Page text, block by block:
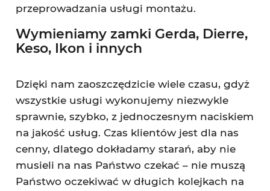
przeprowadzania usługi montażu.
Wymieniamy zamki Gerda, Dierre,
Keso, Ikon i innych
Dzięki nam zaoszczędzicie wiele czasu, gdyż
wszystkie usługi wykonujemy niezwykle
sprawnie, szybko, z jednoczesnym naciskiem
na jakość usług. Czas klientów jest dla nas
cenny, dlatego dokładamy starań, aby nie
musieli na nas Państwo czekać – nie muszą
Państwo oczekiwać w długich kolejkach na